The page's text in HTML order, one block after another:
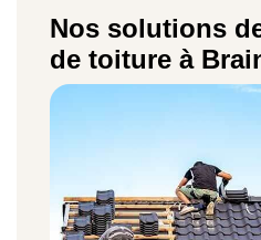
Nos solutions
de toiture à